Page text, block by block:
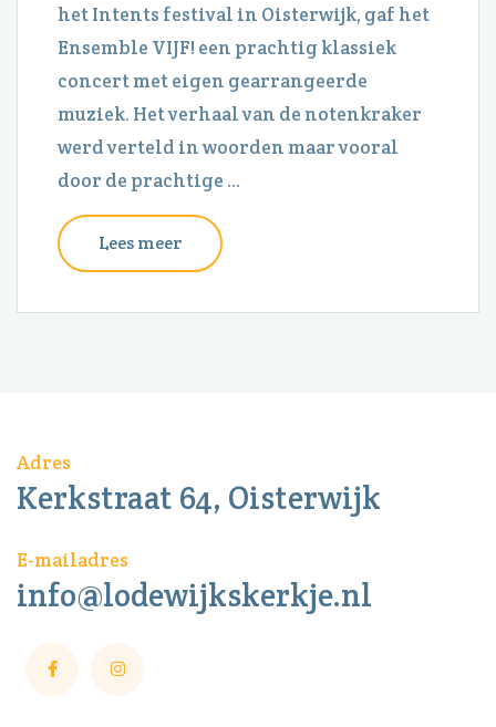
het Intents festival in Oisterwijk, gaf het
Ensemble VIJF! een prachtig klassiek
concert met eigen gearrangeerde
muziek. Het verhaal van de notenkraker
werd verteld in woorden maar vooral
door de prachtige ...
Lees meer
Adres
Kerkstraat 64, Oisterwijk
E-mailadres
info@lodewijkskerkje.nl